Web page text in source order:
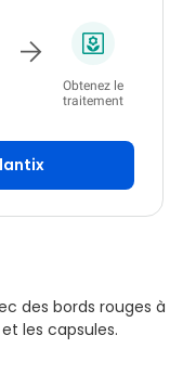
Obtenez le
traitement
des bords rouges à
les capsules.